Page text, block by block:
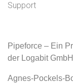
Support
Pipeforce – Ein
der Logabit GmbH
Agnes-Pockels-